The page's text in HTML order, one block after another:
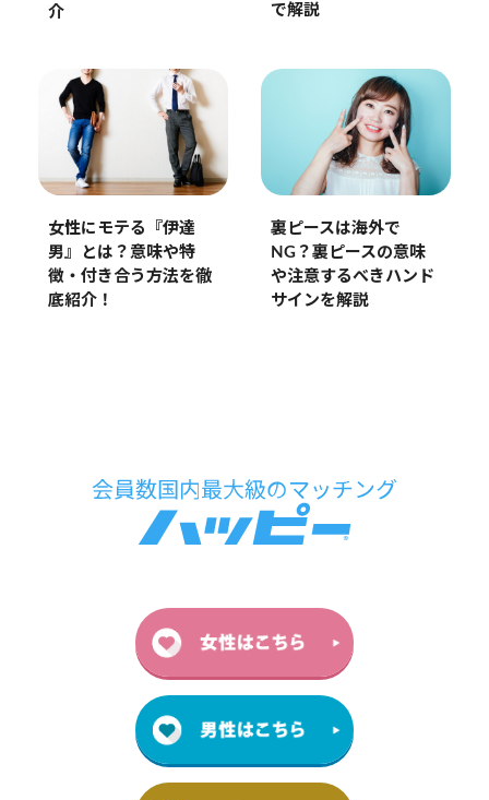
介
で解説
女性にモテる『伊達
男』とは？意味や特
徴・付き合う方法を徹
底紹介！
裏ピースは海外で
NG？裏ピースの意味
や注意するべきハンド
サインを解説